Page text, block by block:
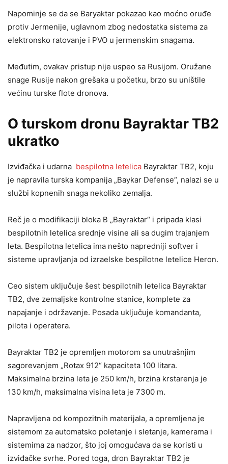
Napominje se da se Baryaktar pokazao kao moćno oruđe
protiv Jermenije, uglavnom zbog nedostatka sistema za
elektronsko ratovanje i PVO u jermenskim snagama.
Međutim, ovakav pristup nije uspeo sa Rusijom. Oružane
snage Rusije nakon grešaka u početku, brzo su uništile
većinu turske flote dronova.
O turskom dronu Bayraktar TB2
ukratko
Izviđačka i udarna bespilotna letelica Bayraktar ​​TB2, koju
je napravila turska kompanija „Baykar Defense“, nalazi se u
službi kopnenih snaga nekoliko zemalja.
Reč je o modifikaciji bloka B „Bayraktar“ i pripada klasi
bespilotnih letelica srednje visine ali sa dugim trajanjem
leta. Bespilotna letelica ima nešto napredniji softver i
sisteme upravljanja od izraelske bespilotne letelice Heron.
Ceo sistem uključuje šest bespilotnih letelica Bayraktar ​​
TB2, dve zemaljske kontrolne stanice, komplete za
napajanje i održavanje. Posada uključuje komandanta,
pilota i operatera.
Bayraktar ​​TB2 je opremljen motorom sa unutrašnjim
sagorevanjem „Rotax 912“ kapaciteta 100 litara.
Maksimalna brzina leta je 250 km/h, brzina krstarenja je
130 km/h, maksimalna visina leta je 7300 m.
Napravljena od kompozitnih materijala, a opremljena je
sistemom za automatsko poletanje i sletanje, kamerama i
sistemima za nadzor, što joj omogućava da se koristi u
izviđačke svrhe. Pored toga, dron Bayraktar ​​TB2 je